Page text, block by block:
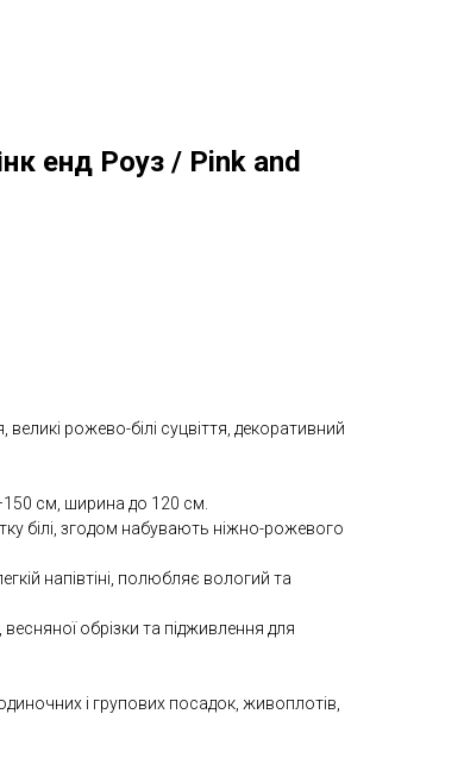
енд Роуз / Pink and
великі рожево-білі суцвіття, декоративний
см, ширина до 120 см.
білі, згодом набувають ніжно-рожевого
напівтіні, полюбляє вологий та
обрізки та підживлення для
і групових посадок, живоплотів,